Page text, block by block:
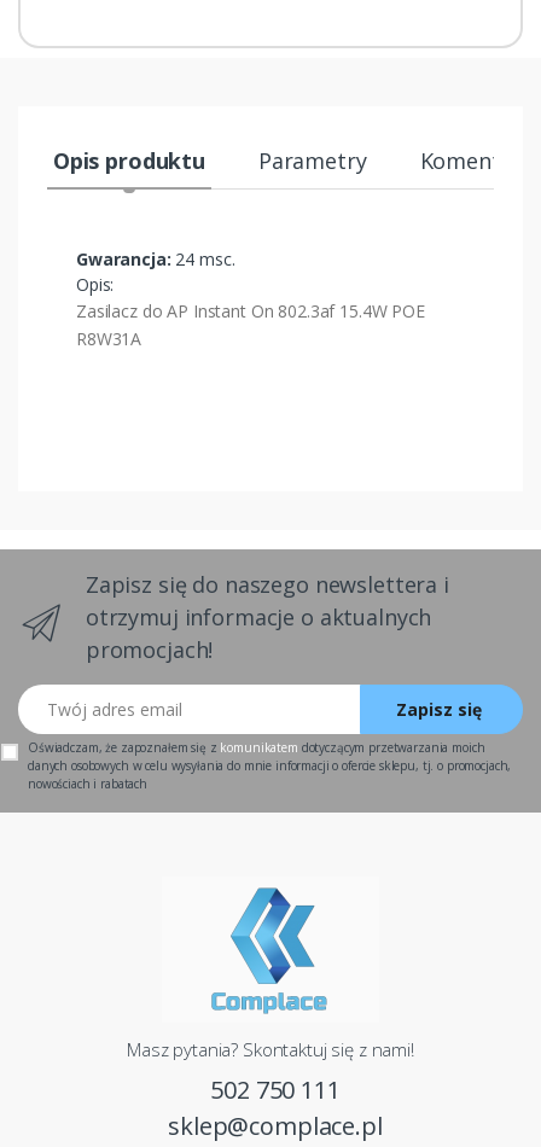
Opis produktu Parametry
Gwarancja: 24 msc.
Opis:
Zasilacz do AP Instant On 802.3af 15.4W POE
R8W31A
Zapisz się do naszego newslettera i
otrzymuj informacje o aktualnych
promocjach!
Twój adres email
Zapisz się
Oświadczam, że zapoznałem się z komunikatem dotyczącym przetwarzania moich
danych osobowych w celu wysyłania do mnie informacji o ofercie sklepu, tj. o promocjach,
nowościach i rabatach
Masz pytania? Skontaktuj się z nami!
502 750 111
sklep@complace.pl